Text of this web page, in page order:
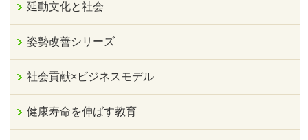
延動文化と社会
姿勢改善シリーズ
社会貢献×ビジネスモデル
健康寿命を伸ばす教育